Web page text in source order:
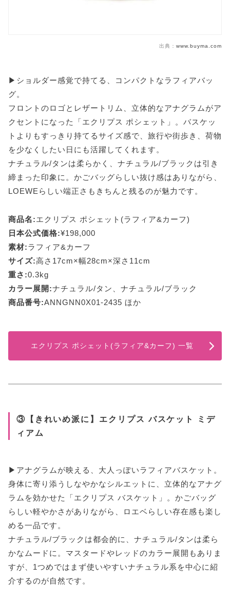
出典： www.buyma.com
▶ショルダー感覚で持てる、コンパクトなラフィアバッ
グ。
フロントのロゴとレザートリム、立体的なアナグラムがア
クセントになった「エクリプス ポシェット」。バスケッ
トよりもすっきり持てるサイズ感で、旅行や街歩き、荷物
を少なくしたい日にも活躍してくれます。
ナチュラル/タンは柔らかく、ナチュラル/ブラックは引き
締まった印象に。かごバッグらしい抜け感はありながら、
LOEWEらしい端正さもきちんと残るのが魅力です。
商品名:エクリプス ポシェット(ラフィア&カーフ)
日本公式価格:¥198,000
素材:ラフィア&カーフ
サイズ:高さ17cm×幅28cm×深さ11cm
重さ:0.3kg
カラー展開:ナチュラル/タン、ナチュラル/ブラック
商品番号:ANNGNN0X01-2435 ほか
エクリプス ポシェット(ラフィア&カーフ) 一覧
③【きれいめ派に】エクリプス バスケット ミデ
ィアム
▶アナグラムが映える、大人っぽいラフィアバスケット。
身体に寄り添うしなやかなシルエットに、立体的なアナグ
ラムを効かせた「エクリプス バスケット」。かごバッグ
らしい軽やかさがありながら、ロエベらしい存在感も楽し
める一品です。
ナチュラル/ブラックは都会的に、ナチュラル/タンは柔ら
かなムードに。マスタードやレッドのカラー展開もありま
すが、1つめではまず使いやすいナチュラル系を中心に紹
介するのが自然です。